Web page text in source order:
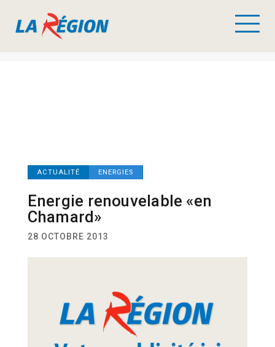
ACTUALITÉ ENERGIES
Energie renouvelable «en
Chamard»
28 OCTOBRE 2013